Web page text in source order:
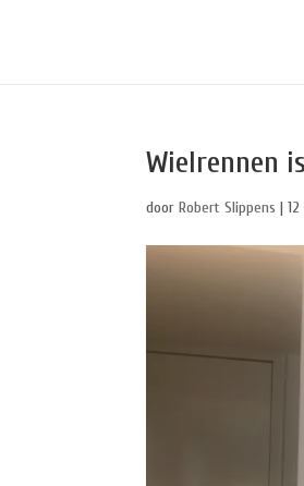
Wielrennen
doorRobert Slippens |